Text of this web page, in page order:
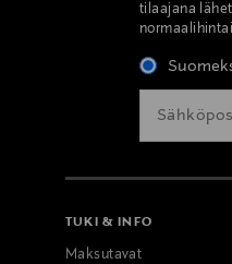
tilaajana
TUKI & INFO
Maksutavat